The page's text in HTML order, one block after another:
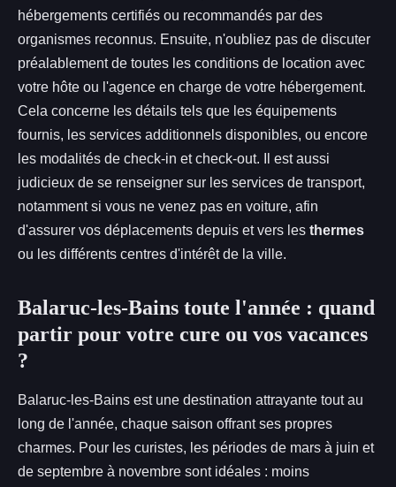
hébergements certifiés ou recommandés par des
organismes reconnus. Ensuite, n'oubliez pas de discuter
préalablement de toutes les conditions de location avec
votre hôte ou l'agence en charge de votre hébergement.
Cela concerne les détails tels que les équipements
fournis, les services additionnels disponibles, ou encore
les modalités de check-in et check-out. Il est aussi
judicieux de se renseigner sur les services de transport,
notamment si vous ne venez pas en voiture, afin
d'assurer vos déplacements depuis et vers les thermes
ou les différents centres d'intérêt de la ville.
Balaruc-les-Bains toute l'année : quand
partir pour votre cure ou vos vacances
?
Balaruc-les-Bains est une destination attrayante tout au
long de l'année, chaque saison offrant ses propres
charmes. Pour les curistes, les périodes de mars à juin et
de septembre à novembre sont idéales : moins